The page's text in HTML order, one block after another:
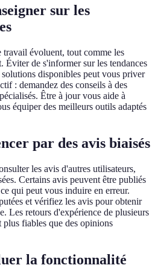
sur les
travail évoluent, tout comme les
Éviter de s'informer sur les tendances
disponibles peut vous priver
: demandez des conseils à des
Être à jour vous aide à
équiper des meilleurs outils adaptés
par des avis biaisés
les avis d'autres utilisateurs,
Certains avis peuvent être publiés
qui peut vous induire en erreur.
et vérifiez les avis pour obtenir
Les retours d'expérience de plusieurs
plus fiables que des opinions
la fonctionnalité